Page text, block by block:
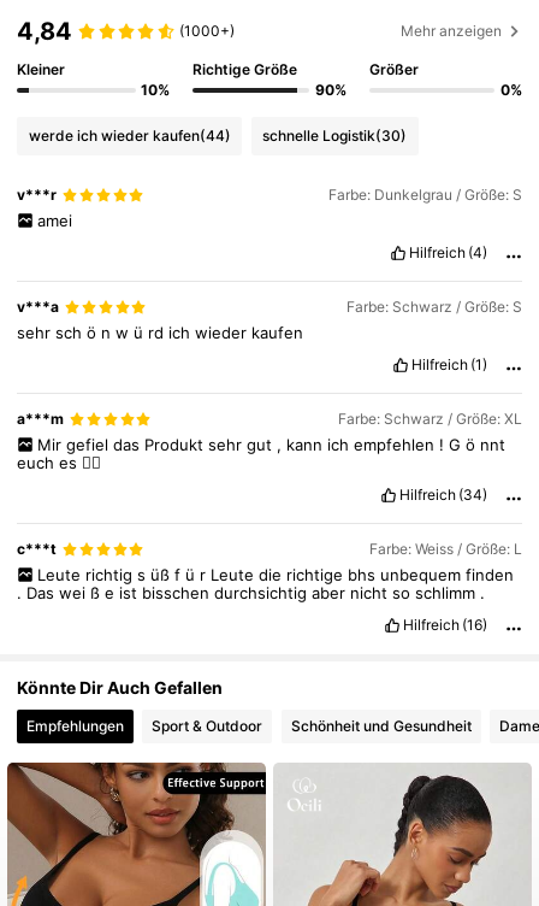
4,84 456K Follower
4,84 456K Follower
4,84 (1000+) Mehr anzeigen
Kleiner
10%
Richtige Größe
90%
Größer
0%
werde ich wieder kaufen(44) schnelle Logistik(30)
v***r Farbe: Dunkelgrau / Größe: S
amei
Hilfreich (4)
v***a Farbe: Schwarz / Größe: S
sehrschö nw ü rd ichwieder kaufen
Hilfreich (1)
a***m Farbe: Schwarz / Größe: XL
Mir gefiel das Produkt sehr gut , kann ich empfehlen ! G ö nnt
euches ❤️‍🔥
Hilfreich (34)
c***t Farbe: Weiss / Größe: L
Leute richtig s üß f ü r Leute die richtige bhs unbequem finden
. Daswei ße ist bisschendurchsichtigaber nichtsoschlimm .
Hilfreich (16)
Könnte Dir Auch Gefallen
Empfehlungen Sport & Outdoor Schönheit und Gesundheit